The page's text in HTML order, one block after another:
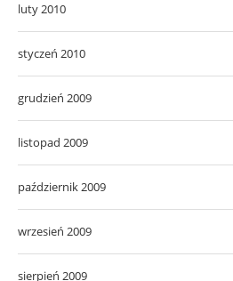
luty 2010
styczeń 2010
grudzień 2009
listopad 2009
październik 2009
wrzesień 2009
sierpień 2009